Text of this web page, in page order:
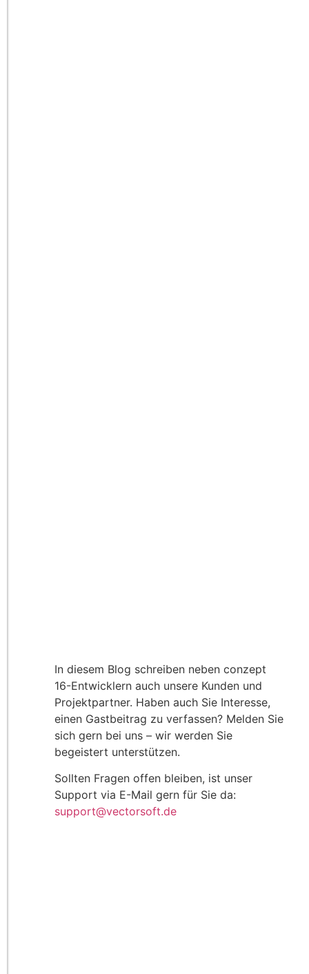
In diesem Blog schreiben neben conzept
16-Entwicklern auch unsere Kunden und
Projektpartner. Haben auch Sie Interesse,
einen Gastbeitrag zu verfassen? Melden Sie
sich gern bei uns – wir werden Sie
begeistert unterstützen.
Sollten Fragen offen bleiben, ist unser
Support via E-Mail gern für Sie da:
support@vectorsoft.de